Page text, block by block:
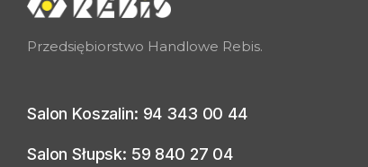
Przedsiębiorstwo Handlowe Rebis.
Salon Koszalin: 94 343 00 44
Salon Słupsk: 59 840 27 04